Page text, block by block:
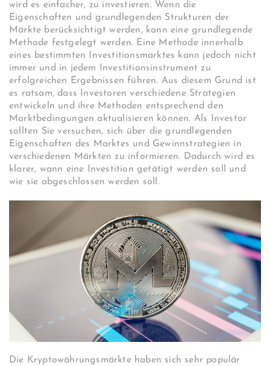
wird es einfacher, zu investieren. Wenn die
Eigenschaften und grundlegenden Strukturen der
Märkte berücksichtigt werden, kann eine grundlegende
Methode festgelegt werden. Eine Methode innerhalb
eines bestimmten Investitionsmarktes kann jedoch nicht
immer und in jedem Investitionsinstrument zu
erfolgreichen Ergebnissen führen. Aus diesem Grund ist
es ratsam, dass Investoren verschiedene Strategien
entwickeln und ihre Methoden entsprechend den
Marktbedingungen aktualisieren können. Als Investor
sollten Sie versuchen, sich über die grundlegenden
Eigenschaften des Marktes und Gewinnstrategien in
verschiedenen Märkten zu informieren. Dadurch wird es
klarer, wann eine Investition getätigt werden soll und
wie sie abgeschlossen werden soll.
Die Kryptowährungsmärkte haben sich sehr populär